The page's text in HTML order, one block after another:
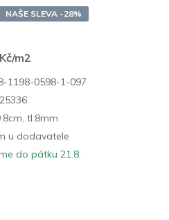
NAŠE SLEVA -28%
m2
1198-0598-1-097
tl:8mm
u dodavatele
do pátku 21.8.